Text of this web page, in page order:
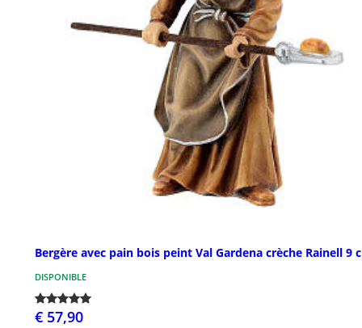
Bergère avec pain bois peint Val Gardena crèche Rainell 9
DISPONIBLE
€ 57,90